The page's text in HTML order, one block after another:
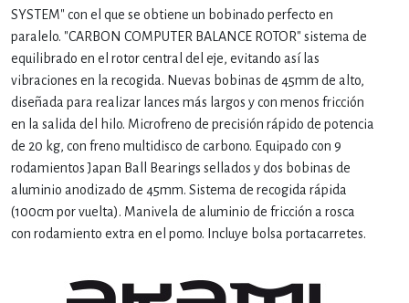
SYSTEM" con el que se obtiene un bobinado perfecto en
paralelo. "CARBON COMPUTER BALANCE ROTOR" sistema de
equilibrado en el rotor central del eje, evitando así las
vibraciones en la recogida. Nuevas bobinas de 45mm de alto,
diseñada para realizar lances más largos y con menos fricción
en la salida del hilo. Microfreno de precisión rápido de potencia
de 20 kg, con freno multidisco de carbono. Equipado con 9
rodamientos Japan Ball Bearings sellados y dos bobinas de
aluminio anodizado de 45mm. Sistema de recogida rápida
(100cm por vuelta). Manivela de aluminio de fricción a rosca
con rodamiento extra en el pomo. Incluye bolsa portacarretes.